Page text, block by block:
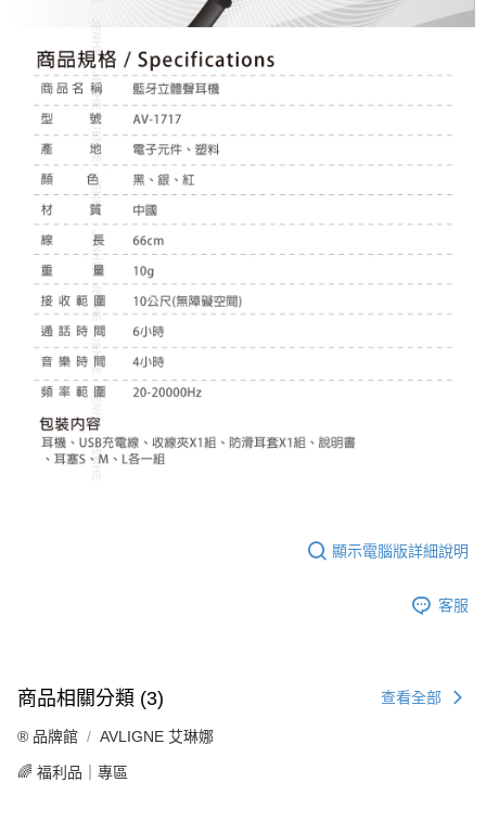
顯示電腦版詳細說明
客服
商品相關分類 (3) 查看全部
®️ 品牌館 AVLIGNE 艾琳娜
🌈 福利品｜專區